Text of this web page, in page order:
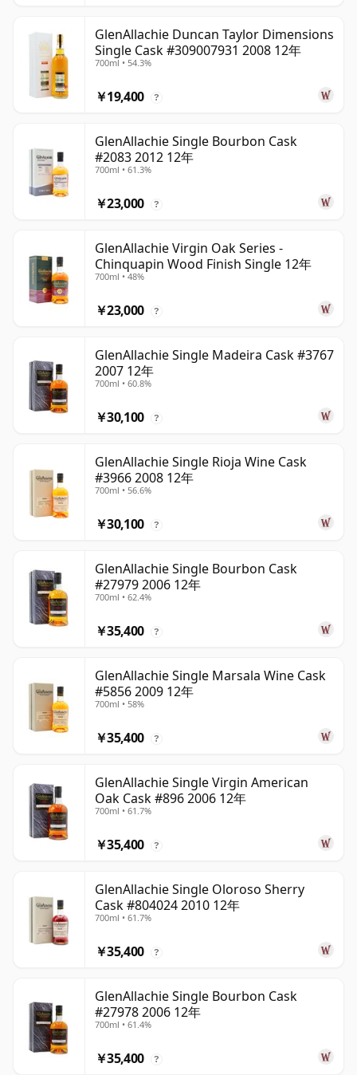
GlenAllachie Duncan Taylor Dimensions
Single Cask #309007931 2008 12年
700ml • 54.3%
￥19,400 ?
GlenAllachie Single Bourbon Cask
#2083 2012 12年
700ml • 61.3%
￥23,000 ?
GlenAllachie Virgin Oak Series -
Chinquapin Wood Finish Single 12年
700ml • 48%
￥23,000 ?
GlenAllachie Single Madeira Cask #3767
2007 12年
700ml • 60.8%
￥30,100 ?
GlenAllachie Single Rioja Wine Cask
#3966 2008 12年
700ml • 56.6%
￥30,100 ?
GlenAllachie Single Bourbon Cask
#27979 2006 12年
700ml • 62.4%
￥35,400 ?
GlenAllachie Single Marsala Wine Cask
#5856 2009 12年
700ml • 58%
￥35,400 ?
GlenAllachie Single Virgin American
Oak Cask #896 2006 12年
700ml • 61.7%
￥35,400 ?
GlenAllachie Single Oloroso Sherry
Cask #804024 2010 12年
700ml • 61.7%
￥35,400 ?
GlenAllachie Single Bourbon Cask
#27978 2006 12年
700ml • 61.4%
￥35,400 ?